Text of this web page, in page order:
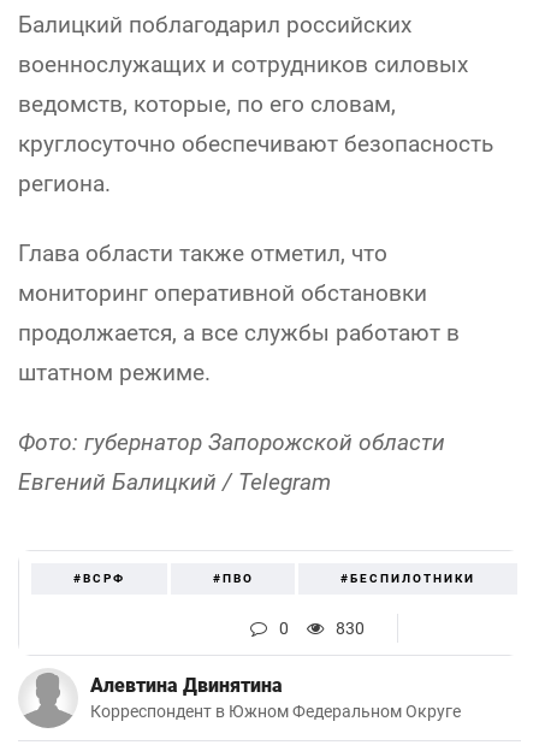
Балицкий поблагодарил российских
военнослужащих и сотрудников силовых
ведомств, которые, по его словам,
круглосуточно обеспечивают безопасность
региона.
Глава области также отметил, что
мониторинг оперативной обстановки
продолжается, а все службы работают в
штатном режиме.
Фото: губернатор Запорожской области
Евгений Балицкий / Telegram
#ВСРФ #ПВО #БЕСПИЛОТНИКИ
0 830
Алевтина Двинятина
Корреспондент в Южном Федеральном Округе